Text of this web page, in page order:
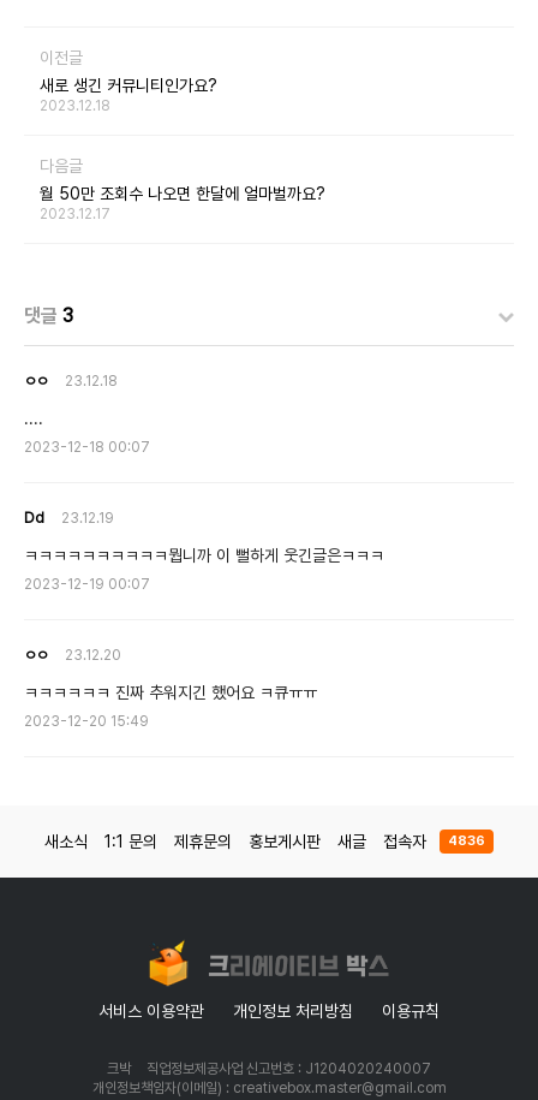
이전글
새로 생긴 커뮤니티인가요?
2023.12.18
다음글
월 50만 조회수 나오면 한달에 얼마벌까요?
2023.12.17
댓글 3
ㅇㅇ 23.12.18
....
2023-12-18 00:07
Dd 23.12.19
ㅋㅋㅋㅋㅋㅋㅋㅋㅋㅋ뭡니까 이 뻘하게 웃긴글은ㅋㅋㅋ
2023-12-19 00:07
ㅇㅇ 23.12.20
ㅋㅋㅋㅋㅋㅋ 진짜 추워지긴 했어요 ㅋ큐ㅠㅠ
2023-12-20 15:49
새소식 1:1 문의 제휴문의 홍보게시판 새글 접속자 4836
서비스 이용약관 개인정보 처리방침 이용규칙
크박
직업정보제공사업 신고번호 : J1204020240007
개인정보책임자(이메일) : creativebox.master@gmail.com